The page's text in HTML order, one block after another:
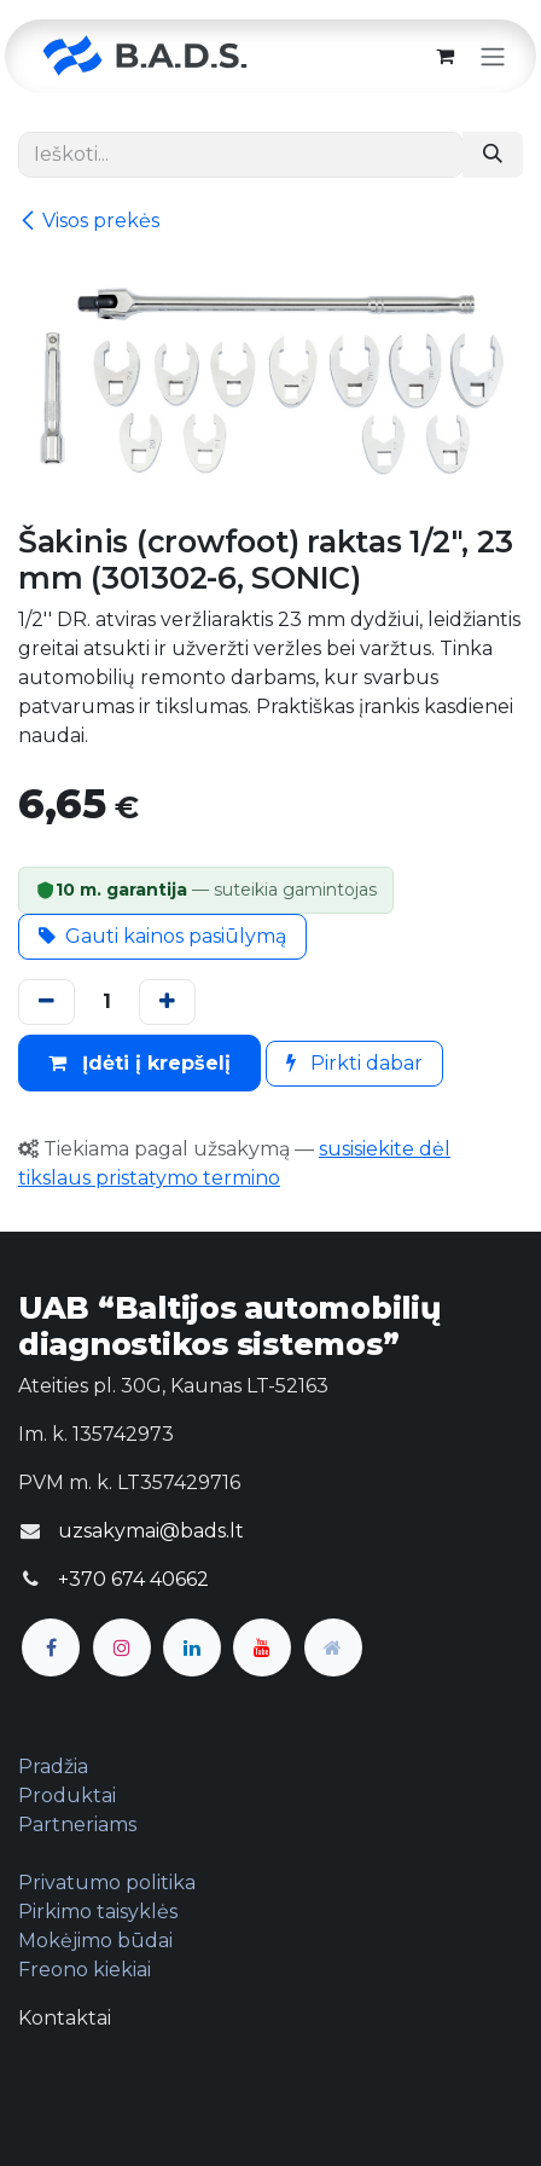
Visos prekės
Šakinis (crowfoot) raktas 1/2″, 23
mm (301302-6, SONIC)
1/2'' DR. atviras veržliaraktis 23 mm dydžiui, leidžiantis
greitai atsukti ir užveržti veržles bei varžtus. Tinka
automobilių remonto darbams, kur svarbus
patvarumas ir tikslumas. Praktiškas įrankis kasdienei
naudai.
6,65 €
10 m. garantija — suteikia gamintojas
Gauti kainos pasiūlymą
Įdėti į krepšelį Pirkti dabar
Tiekiama pagal užsakymą — susisiekite dėl
tikslaus pristatymo termino
UAB “Baltijos automobilių
diagnostikos sistemos”
Ateities pl. 30G, Kaunas LT-52163
Im. k. 135742973
PVM m. k. LT357429716
uzsakymai@bads.lt
+370 674 40662
Pradžia
Produktai
Partneriams
Privatumo politika
Pirkimo taisyklės
Mokėjimo būdai
Freono kiekiai
Kontaktai